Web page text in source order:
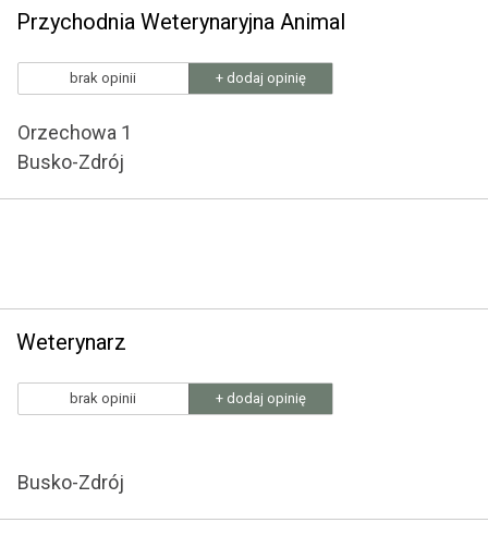
Przychodnia Weterynaryjna Animal
brak opinii + dodaj opinię
Orzechowa 1
Busko-Zdrój
Weterynarz
brak opinii + dodaj opinię
Busko-Zdrój